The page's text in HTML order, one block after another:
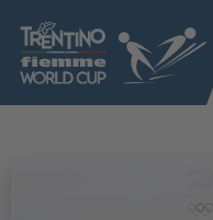
Leggi PRESENTATI I TEST